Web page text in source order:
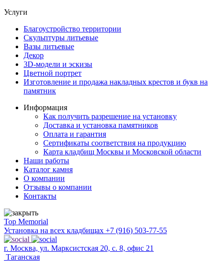
Услуги
Благоустройство территории
Скульптуры литьевые
Вазы литьевые
Декор
3D-модели и эскизы
Цветной портрет
Изготовление и продажа накладных крестов и букв на
памятник
Информация
Как получить разрешение на установку
Доставка и установка памятников
Оплата и гарантия
Сертификаты соответствия на продукцию
Карта кладбищ Москвы и Московской области
Наши работы
Каталог камня
О компании
Отзывы о компании
Контакты
Top Memorial
Установка на всех кладбищах +7 (916) 503-77-55
г. Москва, ул. Марксистская 20, с. 8, офис 21
Таганская